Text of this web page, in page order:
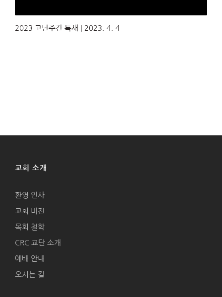
2023 고난주간 특새 | 2023. 4. 4
교회 소개
환영 인사
교회 비전
목회 철학
CRC 교단 소개
예배 안내
오시는 길